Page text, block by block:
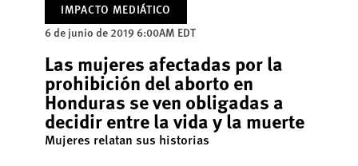
IMPACTO MEDIÁTICO
6 de junio de 2019 6:00AM EDT
Las mujeres afectadas por la
prohibición del aborto en
Honduras se ven obligadas a
decidir entre la vida y la muerte
Mujeres relatan sus historias